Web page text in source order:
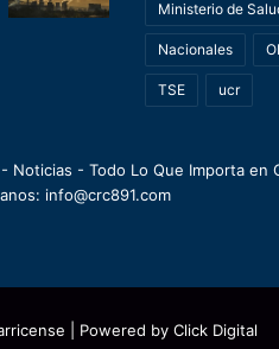
Ministerio de
Nacionales
TSE ucr
- Noticias - Todo Lo Que Importa en
info@crc891.com
| Powered by Click Digital